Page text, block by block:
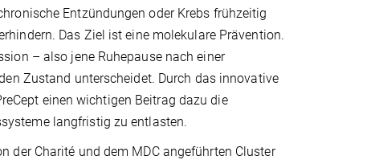
Entzündungen oder Krebs frühzeitig
Das Ziel ist eine molekulare Prävention.
– also jene Ruhepause nach einer
Zustand unterscheidet. Durch das innovative
einen wichtigen Beitrag dazu die
langfristig zu entlasten.
der Charité und dem MDC angeführten Cluster